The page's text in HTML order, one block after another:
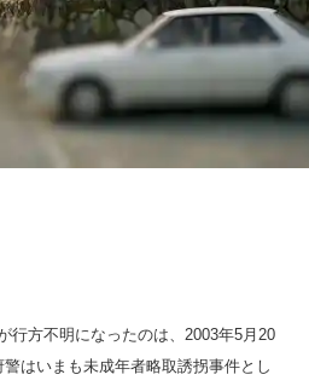
行方不明になったのは、2003年5月20
はいまも未成年者略取誘拐事件とし